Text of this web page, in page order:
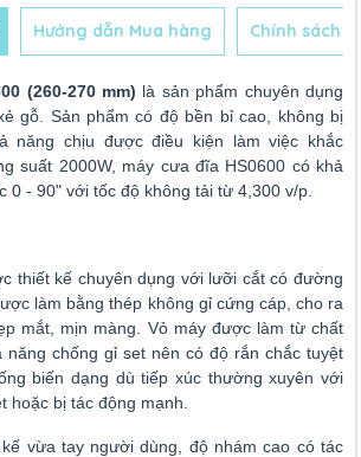
Hướng dẫn Mua hàng Chính sách
(260-270 mm) là sản phẩm chuyên dụng
gỗ. Sản phẩm có độ bền bỉ cao, không bị
năng chịu được điều kiện làm việc khắc
suất 2000W, máy cưa đĩa HS0600 có khả
0 - 90" với tốc độ không tải từ 4,300 v/p.
thiết kế chuyên dụng với lưỡi cắt có đường
làm bằng thép không gỉ cứng cáp, cho ra
mắt, mịn màng. Vỏ máy được làm từ chất
năng chống gỉ set nên có độ rắn chắc tuyệt
biến dạng dù tiếp xúc thường xuyên với
hoặc bị tác động mạnh.
vừa tay người dùng, độ nhám cao có tác